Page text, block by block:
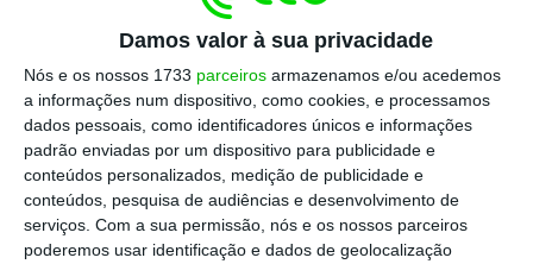
Damos valor à sua privacidade
Nós e os nossos 1733 parceiros armazenamos e/ou acedemos
a informações num dispositivo, como cookies, e processamos
dados pessoais, como identificadores únicos e informações
padrão enviadas por um dispositivo para publicidade e
conteúdos personalizados, medição de publicidade e
conteúdos, pesquisa de audiências e desenvolvimento de
serviços. Com a sua permissão, nós e os nossos parceiros
poderemos usar identificação e dados de geolocalização
em Lisboa com investidores que vêm ao nosso
https://eco.sapo.pt/quote/caldeira-cabral-alguns-convidamos-a-vir-a-portugal-outros-ficamos-de-enviar-21/ Copiar